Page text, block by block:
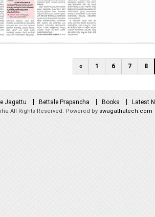
« 1 6 7 8
Jagattu Bettale Prapancha Books Latest
All Rights Reserved. Powered by swagathatech.com